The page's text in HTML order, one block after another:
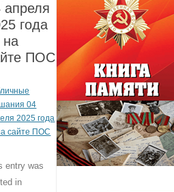
апреля
года
ПОС
04
2025 года
сайте ПОС
entry was
in